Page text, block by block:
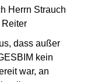
Herrn Strauch
Reiter
dass außer
kein
war, an